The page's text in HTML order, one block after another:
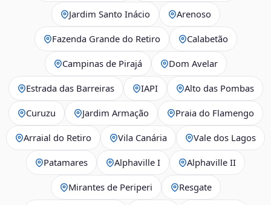
Jardim Santo Inácio Arenoso
Fazenda Grande do Retiro Calabetão
Campinas de Pirajá Dom Avelar
Estrada das Barreiras IAPI Alto das Pombas
Curuzu Jardim Armação Praia do Flamengo
Arraial do Retiro Vila Canária Vale dos Lagos
Patamares Alphaville I Alphaville II
Mirantes de Periperi Resgate